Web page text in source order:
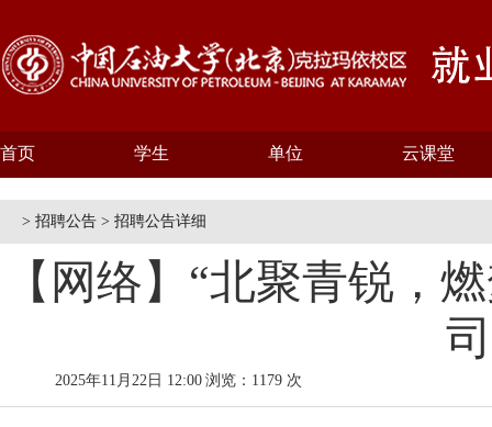
首页 学生 单位 云课堂
> 招聘公告 > 招聘公告详细
【网络】“北聚青锐，
2025年11月22日 12:00 浏览：1179 次